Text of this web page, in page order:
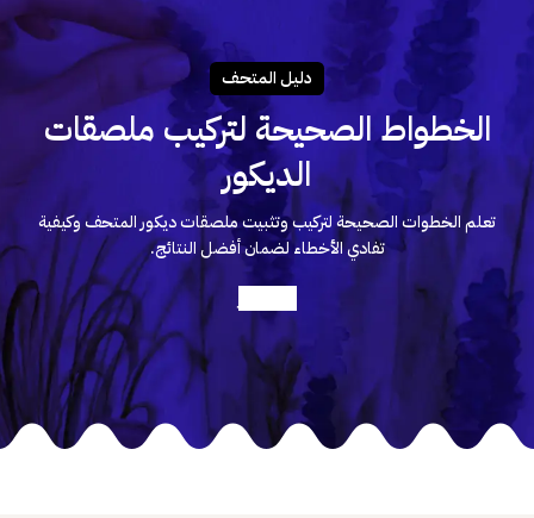
دليـل المتحـف
الخطواط الصحيحة لتركيب ملصقات
الديكور
تعلم الخطوات الصحيحة لتركيب وتثبيت ملصقات ديكور المتحف وكيفية
تفادي الأخطاء لضمان أفضل النتائج.